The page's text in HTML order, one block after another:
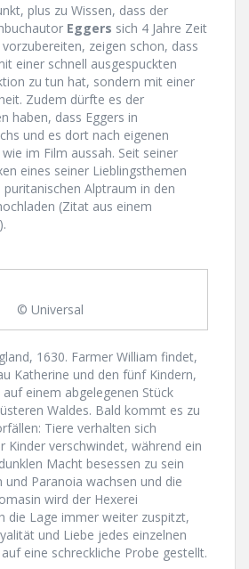
plus zu Wissen, dass der
Eggers sich 4 Jahre Zeit
zeigen schon, dass
einer schnell ausgespuckten
zu tun hat, sondern mit einer
Zudem dürfte es der
haben, dass Eggers in
und es dort nach eigenen
im Film aussah. Seit seiner
eines seiner Lieblingsthemen
Alptraum in den
(Zitat aus einem
© Universal
1630. Farmer William findet,
Katherine und den fünf Kindern,
einem abgelegenen Stück
Waldes. Bald kommt es zu
Tiere verhalten sich
Kinder verschwindet, während ein
Macht besessen zu sein
und Paranoia wachsen und die
wird der Hexerei
die Lage immer weiter zuspitzt,
und Liebe jedes einzelnen
eine schreckliche Probe gestellt.